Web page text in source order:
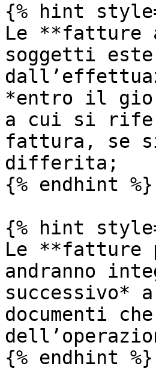
{% hint
Le **fatture
soggetti
*entro il
a cui si
fattura, se
differita;
{% endhint %}
{% hint
Le **fatture
andranno
documenti
{% endhint %}